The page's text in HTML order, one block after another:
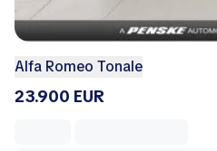
Alfa Romeo Tonale
23.900 EUR